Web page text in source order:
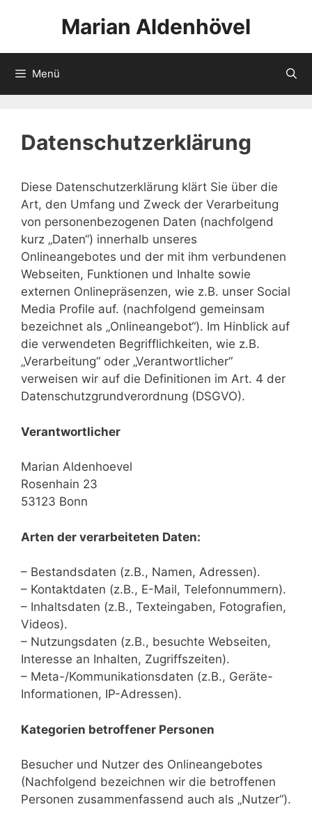
Marian Aldenhövel
Menü
Datenschutzerklärung
Diese Datenschutzerklärung klärt Sie über die
Art, den Umfang und Zweck der Verarbeitung
von personenbezogenen Daten (nachfolgend
kurz „Daten“) innerhalb unseres
Onlineangebotes und der mit ihm verbundenen
Webseiten, Funktionen und Inhalte sowie
externen Onlinepräsenzen, wie z.B. unser Social
Media Profile auf. (nachfolgend gemeinsam
bezeichnet als „Onlineangebot“). Im Hinblick auf
die verwendeten Begrifflichkeiten, wie z.B.
„Verarbeitung“ oder „Verantwortlicher“
verweisen wir auf die Definitionen im Art. 4 der
Datenschutzgrundverordnung (DSGVO).
Verantwortlicher
Marian Aldenhoevel
Rosenhain 23
53123 Bonn
Arten der verarbeiteten Daten:
– Bestandsdaten (z.B., Namen, Adressen).
– Kontaktdaten (z.B., E-Mail, Telefonnummern).
– Inhaltsdaten (z.B., Texteingaben, Fotografien,
Videos).
– Nutzungsdaten (z.B., besuchte Webseiten,
Interesse an Inhalten, Zugriffszeiten).
– Meta-/Kommunikationsdaten (z.B., Geräte-
Informationen, IP-Adressen).
Kategorien betroffener Personen
Besucher und Nutzer des Onlineangebotes
(Nachfolgend bezeichnen wir die betroffenen
Personen zusammenfassend auch als „Nutzer“).